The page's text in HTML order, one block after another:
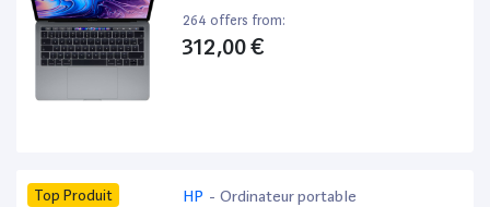
264 offers from:
312,00 €
Top Produit HP - Ordinateur portable